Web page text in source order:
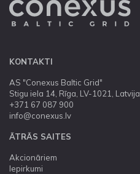
KONTAKTI
AS "Conexus Baltic Grid"
Stigu iela 14, Rīga, LV-1021, Latvija
+371 67 087 900
info@conexus.lv
ĀTRĀS SAITES
Akcionāriem
Iepirkumi